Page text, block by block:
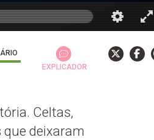
EXPLICADOR
Celtas,
deixaram